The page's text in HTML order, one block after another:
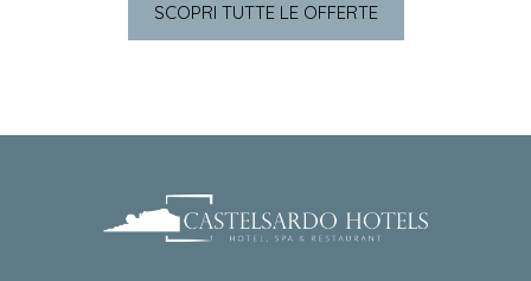
SCOPRI TUTTE LE OFFERTE